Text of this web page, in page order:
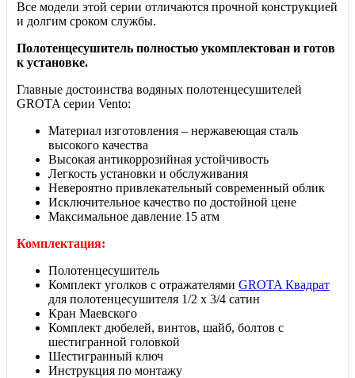
Все модели этой серии отличаются прочной конструкцией
и долгим сроком службы.
Полотенцесушитель полностью укомплектован и готов
к установке.
Главные достоинства водяных полотенцесушителей
GROTA серии Vento:
Материал изготовления – нержавеющая сталь
высокого качества
Высокая антикоррозийная устойчивость
Легкость установки и обслуживания
Невероятно привлекательный современный облик
Исключительное качество по достойной цене
Максимальное давление 15 атм
Комплектация:
Полотенцесушитель
Комплект уголков с отражателями GROTA Квадрат
для полотенцесушителя 1/2 х 3/4 сатин
Кран Маевского
Комплект дюбелей, винтов, шайб, болтов с
шестигранной головкой
Шестигранный ключ
Инструкция по монтажу